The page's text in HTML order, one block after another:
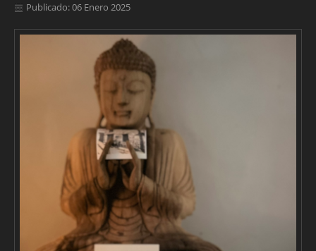
Publicado: 06 Enero 2025